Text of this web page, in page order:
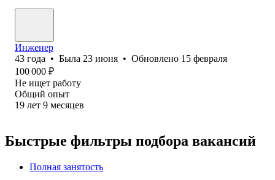
Инженер
43 года • Была 23 июня • Обновлено 15 февраля
100 000 ₽
Не ищет работу
Общий опыт
19 лет 9 месяцев
Быстрые фильтры подбора вакансий
Полная занятость